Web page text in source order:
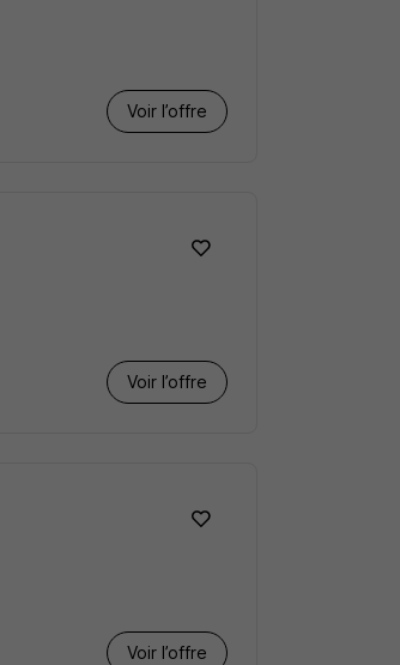
Voir l’offre
Voir l’offre
Voir l’offre